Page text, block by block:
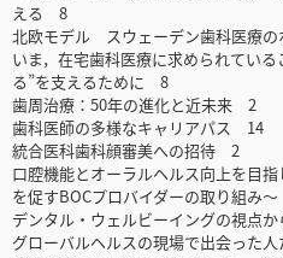
える 8
北欧モデル スウェーデン歯科医療
いま，在宅歯科医療に求められてい
る”を支えるために 8
歯周治療：50年の進化と近未来 2
歯科医師の多様なキャリアパス 14
統合医科歯科顔審美への招待 2
口腔機能とオーラルヘルス向上を目
を促すBOCプロバイダーの取り組み
デンタル・ウェルビーイングの視点
グローバルヘルスの現場で出会った